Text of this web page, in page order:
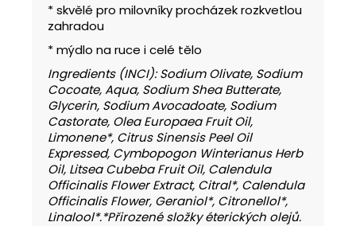
* skvělé pro milovníky procházek rozkvetlou
zahradou
* mýdlo na ruce i celé tělo
Ingredients (INCI): Sodium Olivate, Sodium
Cocoate, Aqua, Sodium Shea Butterate,
Glycerin, Sodium Avocadoate, Sodium
Castorate, Olea Europaea Fruit Oil,
Limonene*, Citrus Sinensis Peel Oil
Expressed, Cymbopogon Winterianus Herb
Oil, Litsea Cubeba Fruit Oil, Calendula
Officinalis Flower Extract, Citral*, Calendula
Officinalis Flower, Geraniol*, Citronellol*,
Linalool*.*Přirozené složky éterických olejů.